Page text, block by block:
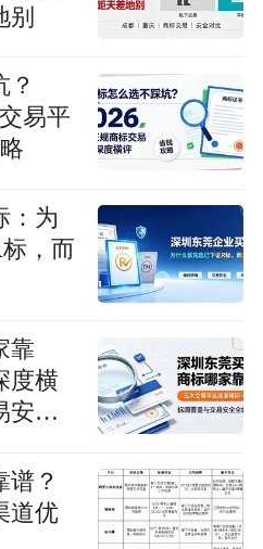
别
？
易平
：为
，而
靠
度横
安全
谱？
道优